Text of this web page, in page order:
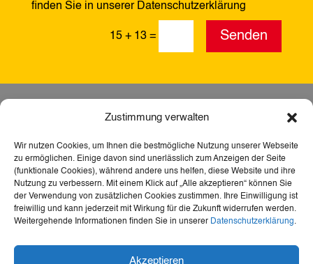
Zustimmung verwalten
Wir nutzen Cookies, um Ihnen die bestmögliche Nutzung unserer Webseite
zu ermöglichen. Einige davon sind unerlässlich zum Anzeigen der Seite
(funktionale Cookies), während andere uns helfen, diese Website und ihre
Nutzung zu verbessern. Mit einem Klick auf „Alle akzeptieren“ können Sie
der Verwendung von zusätzlichen Cookies zustimmen. Ihre Einwilligung ist
freiwillig und kann jederzeit mit Wirkung für die Zukunft widerrufen werden.
Weitergehende Informationen finden Sie in unserer Datenschutzerklärung.
Akzeptieren
finden Sie in unserer Datenschutzerklärung
15 + 13 = Senden